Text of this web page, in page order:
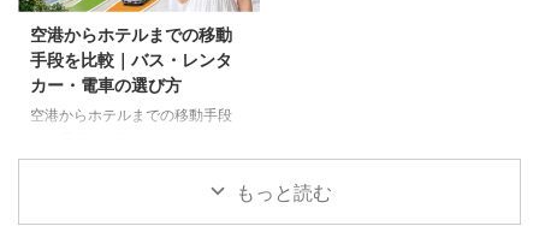
空港からホテルまでの移動
手段を比較｜バス・レンタ
カー・電車の選び方
空港からホテルまでの移動手段
ス、タクシー、レンタカーで比較
します。料金、荷物、人数、到着もっと読む